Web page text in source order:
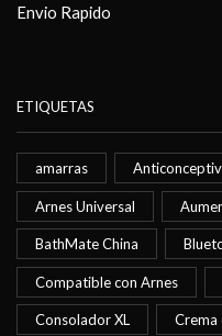
Envio Rapido
ETIQUETAS
amarras
Arnes Universal
BathMate China
Compatible con Arnes
Consolador XL Crema